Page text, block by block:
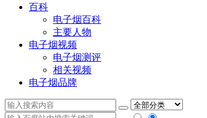
百科
电子烟百科
主要人物
电子烟视频
电子烟测评
相关视频
电子烟品牌